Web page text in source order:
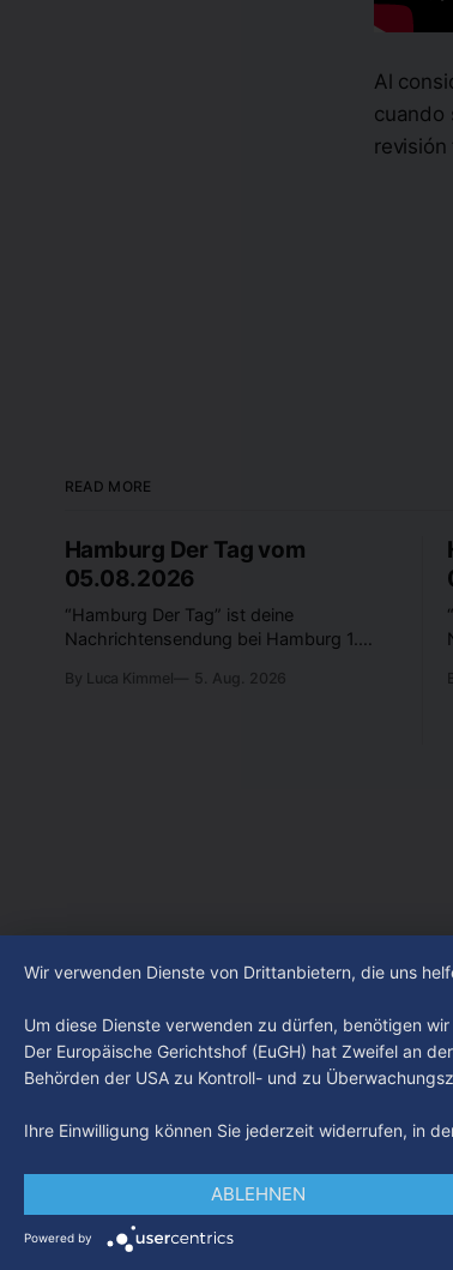
Al
cuando
READ MORE
Hamburg Der Tag vom
05.08.2026
“Hamburg Der Tag” ist deine
Nachrichtensendung bei Hamburg 1.
beschäftigt die Hamburgerinnen und
By Luca Kimmel 5. Aug. 2026
Wir verwenden Dienste von Drittanbietern, die uns
Um diese Dienste verwenden zu dürfen, benötigen
Der Europäische Gerichtshof (EuGH) hat Zweifel an
Behörden der USA zu Kontroll- und zu
Ihre Einwilligung können Sie jederzeit widerrufen, in
ABLEHNEN
Powered by